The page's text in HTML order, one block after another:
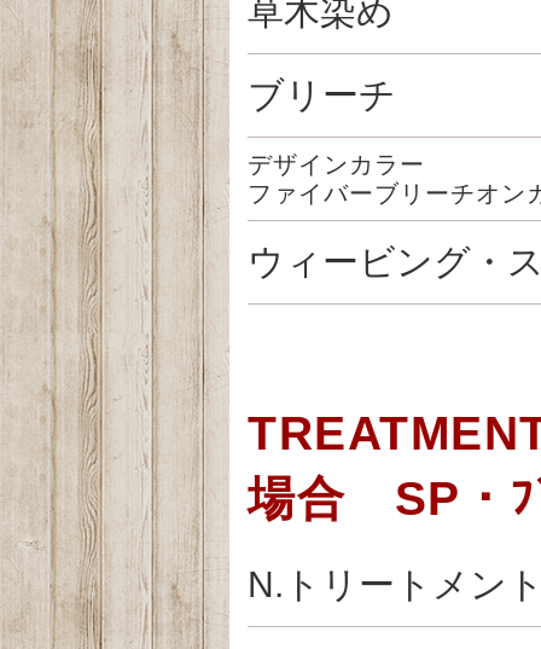
草木染め
ブリーチ
デザインカラー
ファイバーブリーチオン
ウィービング・
場合 SP・ﾌ
N.トリートメン